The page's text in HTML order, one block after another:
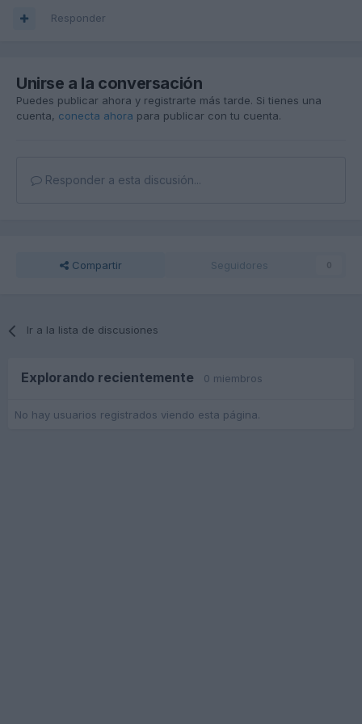
Responder
Unirse a la conversación
Puedes publicar ahora y registrarte más tarde. Si tienes una
cuenta, conecta ahora para publicar con tu cuenta.
Responder a esta discusión...
Compartir Seguidores 0
Ir a la lista de discusiones
Explorando recientemente 0 miembros
No hay usuarios registrados viendo esta página.